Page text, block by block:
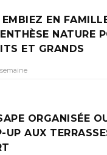
EMBIEZ EN
NATURE
ET GRANDS
semaine
ORGANISÉE
UP AUX